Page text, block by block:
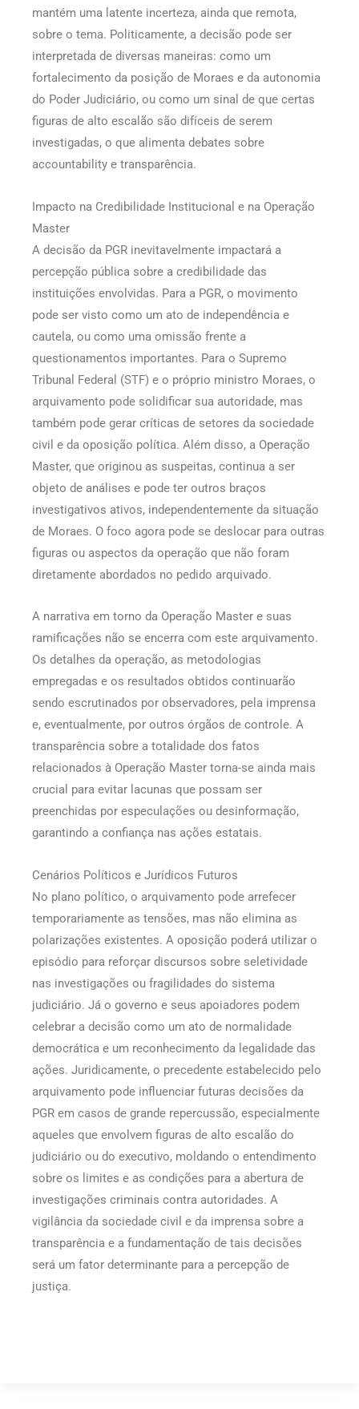
mantém uma latente incerteza, ainda que remota,
sobre o tema. Politicamente, a decisão pode ser
interpretada de diversas maneiras: como um
fortalecimento da posição de Moraes e da autonomia
do Poder Judiciário, ou como um sinal de que certas
figuras de alto escalão são difíceis de serem
investigadas, o que alimenta debates sobre
accountability e transparência.
Impacto na Credibilidade Institucional e na Operação
Master
A decisão da PGR inevitavelmente impactará a
percepção pública sobre a credibilidade das
instituições envolvidas. Para a PGR, o movimento
pode ser visto como um ato de independência e
cautela, ou como uma omissão frente a
questionamentos importantes. Para o Supremo
Tribunal Federal (STF) e o próprio ministro Moraes, o
arquivamento pode solidificar sua autoridade, mas
também pode gerar críticas de setores da sociedade
civil e da oposição política. Além disso, a Operação
Master, que originou as suspeitas, continua a ser
objeto de análises e pode ter outros braços
investigativos ativos, independentemente da situação
de Moraes. O foco agora pode se deslocar para outras
figuras ou aspectos da operação que não foram
diretamente abordados no pedido arquivado.
A narrativa em torno da Operação Master e suas
ramificações não se encerra com este arquivamento.
Os detalhes da operação, as metodologias
empregadas e os resultados obtidos continuarão
sendo escrutinados por observadores, pela imprensa
e, eventualmente, por outros órgãos de controle. A
transparência sobre a totalidade dos fatos
relacionados à Operação Master torna-se ainda mais
crucial para evitar lacunas que possam ser
preenchidas por especulações ou desinformação,
garantindo a confiança nas ações estatais.
Cenários Políticos e Jurídicos Futuros
No plano político, o arquivamento pode arrefecer
temporariamente as tensões, mas não elimina as
polarizações existentes. A oposição poderá utilizar o
episódio para reforçar discursos sobre seletividade
nas investigações ou fragilidades do sistema
judiciário. Já o governo e seus apoiadores podem
celebrar a decisão como um ato de normalidade
democrática e um reconhecimento da legalidade das
ações. Juridicamente, o precedente estabelecido pelo
arquivamento pode influenciar futuras decisões da
PGR em casos de grande repercussão, especialmente
aqueles que envolvem figuras de alto escalão do
judiciário ou do executivo, moldando o entendimento
sobre os limites e as condições para a abertura de
investigações criminais contra autoridades. A
vigilância da sociedade civil e da imprensa sobre a
transparência e a fundamentação de tais decisões
será um fator determinante para a percepção de
justiça.